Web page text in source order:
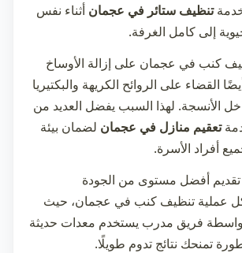
تنظيف ستائر في عجمان أثناء نفس
إلى كامل الغرفة.
كنب في عجمان على إزالة الأوساخ
القضاء على الروائح الكريهة والبكتيريا
الأنسجة. لهذا السبب يفضل العديد من
تعقيم منازل في عجمان لضمان بيئة
أفراد الأسرة.
أفضل مستوى من الجودة
عملية تنظيف كنب في عجمان، حيث
بواسطة فريق مدرب يستخدم معدات حديثة
تمنحك نتائج تدوم طويلًا.